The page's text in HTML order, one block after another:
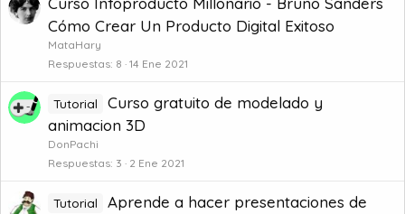
Cómo Crear Un Producto Digital Exitoso
MataHary
Respuestas 8 14 Ene 2021
Tutorial
Curso gratuito de modelado y
animacion 3D
DonPachi
Respuestas 3 2 Ene 2021
Tutorial
Aprende a hacer presentaciones de